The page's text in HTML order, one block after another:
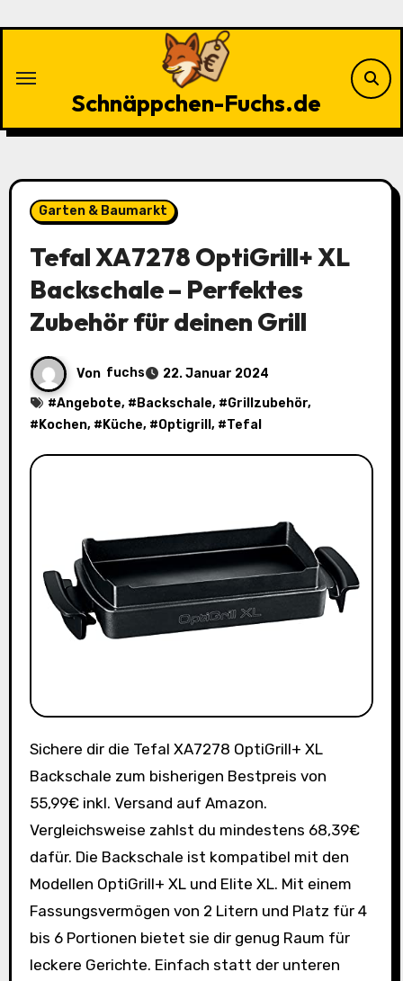
Schnäppchen-Fuchs.de
Garten & Baumarkt
Tefal XA7278 OptiGrill+ XL
Backschale – Perfektes
Zubehör für deinen Grill
Von fuchs
22. Januar 2024
#Angebote, # Backschale, #Grillzubehör,
# Kochen, # Küche, #Optigrill , #Tefal
Sichere dir die Tefal XA7278 OptiGrill+ XL
Backschale zum bisherigen Bestpreis von
55,99€ inkl. Versand auf Amazon.
Vergleichsweise zahlst du mindestens 68,39€
dafür. Die Backschale ist kompatibel mit den
Modellen OptiGrill+ XL und Elite XL. Mit einem
Fassungsvermögen von 2 Litern und Platz für 4
bis 6 Portionen bietet sie dir genug Raum für
leckere Gerichte. Einfach statt der unteren